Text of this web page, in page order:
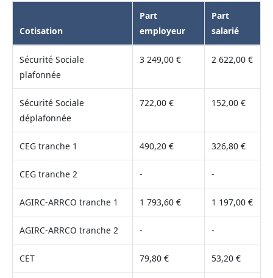
Cotisation
Part
employeur
Part
salarié
Sécurité Sociale
plafonnée
3 249,00 € 2 622,00 €
Sécurité Sociale
déplafonnée
722,00 € 152,00 €
CEG tranche 1 490,20 € 326,80 €
CEG tranche 2 - -
AGIRC-ARRCO tranche 1 1 793,60 € 1 197,00 €
AGIRC-ARRCO tranche 2 - -
CET 79,80 € 53,20 €